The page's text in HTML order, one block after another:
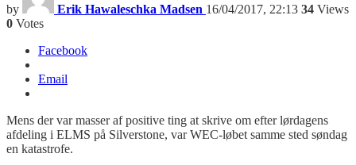
by Erik Hawaleschka Madsen 16/04/2017, 22:13 34 Views
0 Votes
Facebook
Email
Mens der var masser af positive ting at skrive om efter lørdagens
afdeling i ELMS på Silverstone, var WEC-løbet samme sted søndag
en katastrofe.